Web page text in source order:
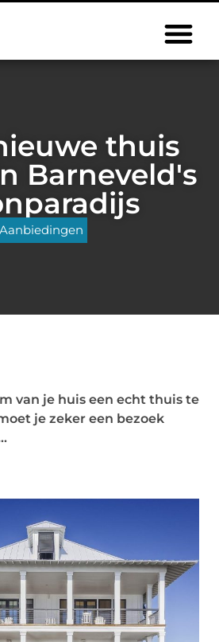
thuis
Barneveld's
Aanbiedingen
van je huis een echt thuis te
je zeker een bezoek